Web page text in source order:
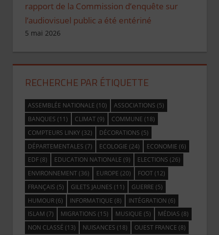
rapport de la Commission d’enquête sur
l’audiovisuel public a été entériné
5 mai 2026
RECHERCHE PAR ÉTIQUETTE
ASSEMBLÉE NATIONALE (10) ASSOCIATIONS (5)
BANQUES (11) CLIMAT(9) COMMUNE (18)
COMPTEURS LINKY(32) DÉCORATIONS (5)
DÉPARTEMENTALES (7) ECOLOGIE (24) ECONOMIE (6)
EDF(8) EDUCATION NATIONALE (9) ELECTIONS (26)
ENVIRONNEMENT(36) EUROPE (20) FOOT(12)
FRANÇAIS (5) GILETS JAUNES (11) GUERRE (5)
HUMOUR(6) INFORMATIQUE (8) INTÉGRATION (6)
ISLAM (7) MIGRATIONS (15) MUSIQUE (5) MÉDIAS (8)
NON CLASSÉ (13) NUISANCES (18) OUEST FRANCE (8)